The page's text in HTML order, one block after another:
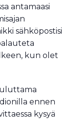
antamaasi
sähköpostisi
kun olet
ennen
kysyä